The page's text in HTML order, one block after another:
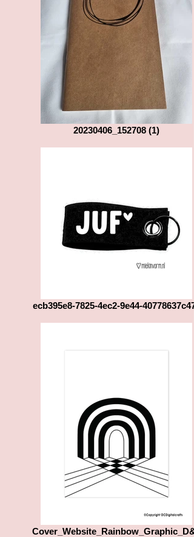
20230406_152708 (1)
ecb395e8-7825-4ec2-9e44-